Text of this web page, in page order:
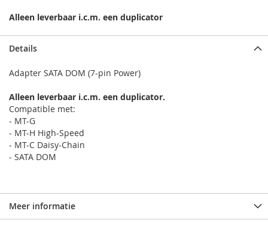
Alleen leverbaar i.c.m. een duplicator
Details
Adapter SATA DOM (7-pin Power)
Alleen leverbaar i.c.m. een duplicator.
Compatible met:
- MT-G
- MT-H High-Speed
- MT-C Daisy-Chain
- SATA DOM
Meer informatie